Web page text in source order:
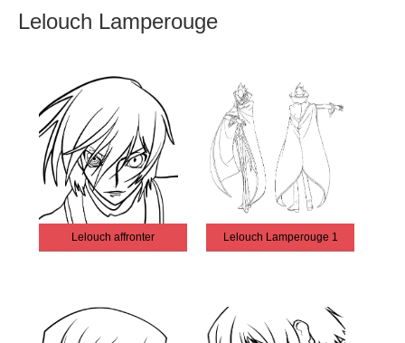
Lelouch Lamperouge
Lelouch affronter Lelouch Lamperouge 1